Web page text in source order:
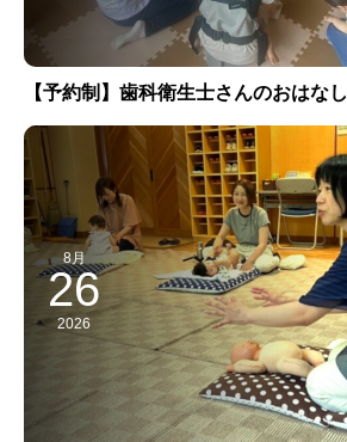
【予約制】歯科衛生士さんのおはなし
8月
26
2026